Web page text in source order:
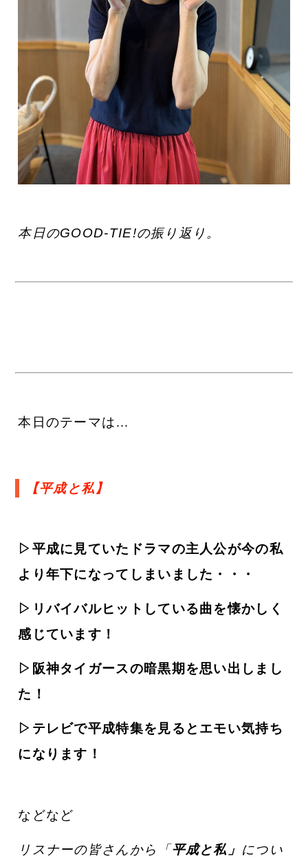
本日のGOOD-TIE!の振り返り。
本日のテーマは…
【平成と私】
▷平成に見ていたドラマの主人公が今の私
より年下になってしまいました・・・
▷リバイバルヒットしている曲を懐かしく
感じています！
▷阪神タイガースの暗黒期を思い出しまし
た！
▷テレビで平成特集を見るとエモい気持ち
になります！
などなど
リスナーの皆さんから「 平成と私」 につい